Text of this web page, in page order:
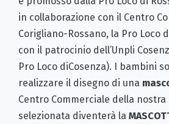
in collaborazione con il Centro
Corigliano-Rossano, la Pro Loco
con il patrocinio dell’Unpli
Pro Loco diCosenza). I bambini
realizzare il disegno di una
Centro Commerciale della nostra
selezionata diventerà la